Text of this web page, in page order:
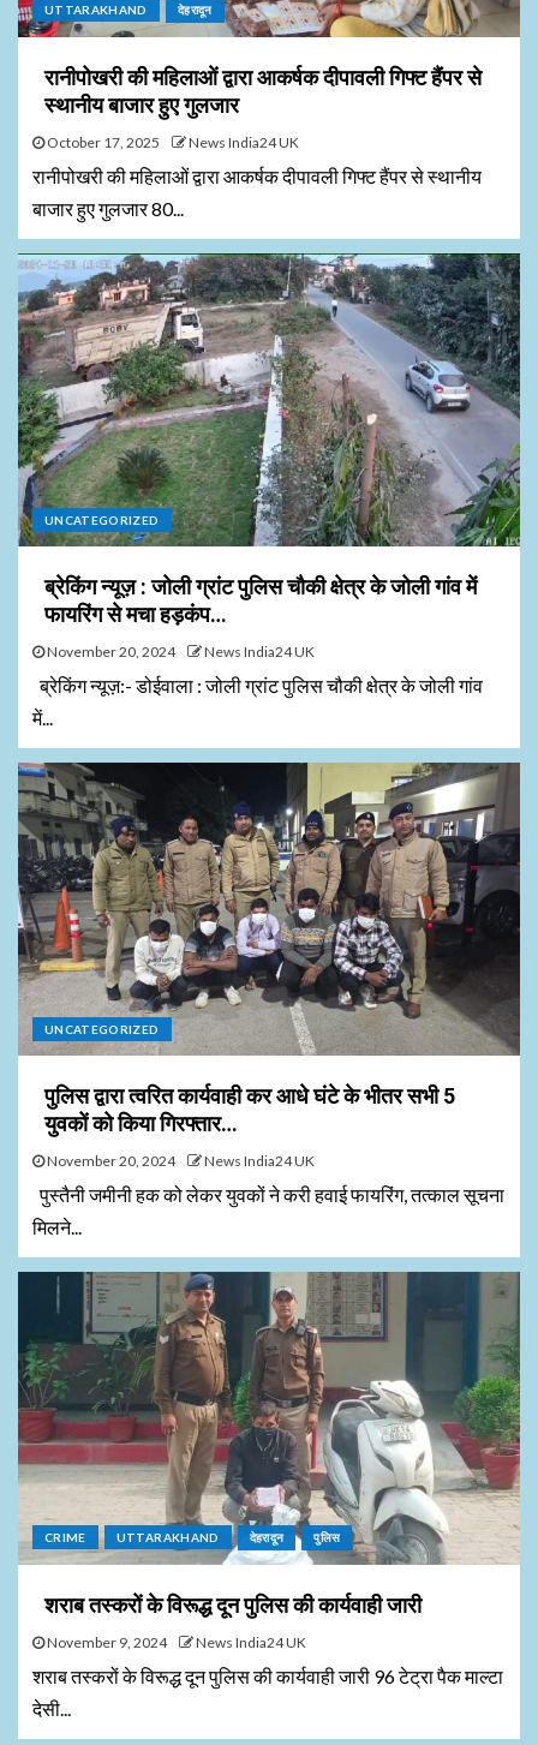
UTTARAKHAND देहरादून
रानीपोखरी की महिलाओं द्वारा आकर्षक दीपावली गिफ्ट हैंपर से
स्थानीय बाजार हुए गुलजार
October 17, 2025 News India24 UK
रानीपोखरी की महिलाओं द्वारा आकर्षक दीपावली गिफ्ट हैंपर से स्थानीय
बाजार हुए गुलजार 80...
UNCATEGORIZED
ब्रेकिंग न्यूज़ : जोली ग्रांट पुलिस चौकी क्षेत्र के जोली गांव में
फायरिंग से मचा हड़कंप…
November 20, 2024 News India24 UK
ब्रेकिंग न्यूज़:- डोईवाला : जोली ग्रांट पुलिस चौकी क्षेत्र के जोली गांव
में...
UNCATEGORIZED
पुलिस द्वारा त्वरित कार्यवाही कर आधे घंटे के भीतर सभी 5
युवकों को किया गिरफ्तार…
November 20, 2024 News India24 UK
पुस्तैनी जमीनी हक को लेकर युवकों ने करी हवाई फायरिंग, तत्काल सूचना
मिलने...
CRIME UTTARAKHAND देहरादून पुलिस
शराब तस्करों के विरूद्ध दून पुलिस की कार्यवाही जारी
November 9, 2024 News India24 UK
शराब तस्करों के विरूद्ध दून पुलिस की कार्यवाही जारी 96 टेट्रा पैक माल्टा
देसी...